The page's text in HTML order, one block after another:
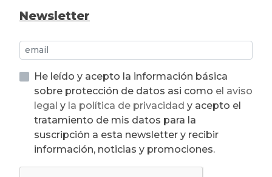
Newsletter
He leído y acepto la información básica
sobre protección de datos asi como el aviso
legal y la política de privacidad y acepto el
tratamiento de mis datos para la
suscripción a esta newsletter y recibir
información, noticias y promociones.